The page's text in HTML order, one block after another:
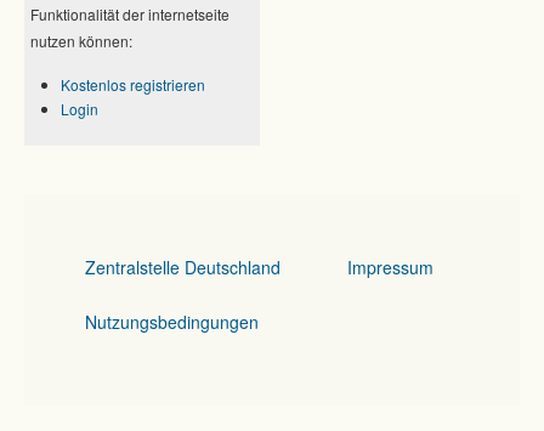
Funktionalität der internetseite
nutzen können:
Kostenlos registrieren
Login
Zentralstelle Deutschland Impressum
Nutzungsbedingungen